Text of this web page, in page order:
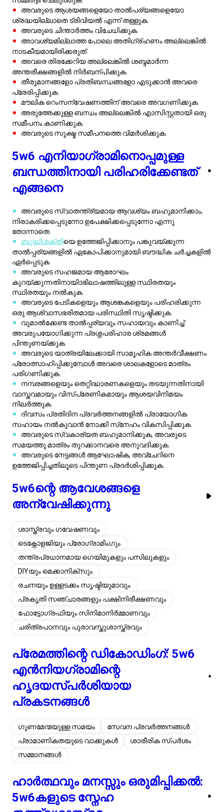
തീരുമാനങ്ങളോ പ്രതിബന്ധങ്ങളോ എടുക്കാൻ അവരെ
പ്രേരിപ്പിക്കുക.
മൗലിക റെംസന്വേഷണത്തിന് അവരെ അവഗണിക്കുക.
അരുത്തേക്കുള്ള ബന്ധം അല്ലെങ്കിൽ.എാസിസ്റ്റതായി ഒരു
സമീപനം കാണിക്കുക.
അവരുടെ സൂക്ഷ്മ സമീപനത്തെ വിമർശിക്കുക.
5w6 എനിയാഗ്രാമിനൊപ്പമുള്ള
ബന്ധത്തിനായി പരിഹരിക്കേണ്ടത്
എങ്ങനെ
അവരുടെ സ്വാതന്ത്ര്യമായ ആവശ്യം ബഹുമാനിക്കാം,
നിരാകരിക്കപ്പെടുന്നോ ഉപേക്ഷിക്കപ്പെടുന്നോ എന്നു
തോന്നാതെ.
ബുദ്ധിശക്തിയെ ഉത്തേജിപ്പിക്കാനും പങ്കുവയ്‌ക്കുന്ന
താൽപ്പര്യങ്ങളിൽ ഏകോപിക്കാനുമായി ബൗദ്ധിക ചർച്ചകളിൽ
ഏർപ്പെടുക.
കുറയ്ക്കുന്നതിനായിാഭിലാഷത്തിലുള്ള സ്ഥിരതയും
അവരുടെ പേടികളെയും ആശങ്കകളെയും പരിഹരിക്കുന്ന
ഒരു ആശ്വാസഭരിതമായ പരിസ്ഥിതി സൃഷ്ടിക്കുക.
വുമാൽക്കേണ്ട താൽപ്പര്യവും സഹായവും കാണിച്ച്
അവരുപയോഗിക്കുന്ന പ്രശ്നപരിഹാര ശ്രമങ്ങൾ
പിന്തുണയ്ക്കുക.
അവരുടെ യാത്രയിലേക്കായി സാമൂഹിക അന്തർവീക്ഷണം
പ്രോത്സാഹിപ്പിക്കുമ്പോൾ അവരെ ശാലകളോടെ മാത്രം
പരിഗണിക്കുക.
നമ്പരങ്ങളെയും തെറ്റിദ്ധാരണകളെയും തടയുന്നതിനായി
വാസ്തവമായും വിസ്പ്രേണികമായും ആശയവിനിമയം
നിലർത്തുക.
ദിവസം പ്രതിദിന പ്രവർത്തനങ്ങളിൽ പ്രായോഗിക
സഹായം നൽകുവാൻ നോക്കി സ്‌നേഹം വികസിപ്പിക്കുക.
അവരുടെ സ്വകാര്യത ബഹുമാനിക്കുക, അവരുടെ
സമയത്തു മാത്രം തുറക്കാനവരെ അനുവദിക്കുക.
അവരുടെ നേട്ടങ്ങൾ ആഘോഷിക, അവ്ചേറിനെ
ഉത്തേജിപ്പിച്ചതിലൂടെ പിന്തുണ പ്രദർശിപ്പിക്കുക.
5w6ന്റെ ആവേശങ്ങളെ
അന്വേഷിക്കുന്നു
ശാസ്ത്രവും ഗവേഷണവും
ടെക്നോളജിയും പ്രോഗ്രാമിംഗും
തന്ത്രപ്രധാനമായ ഗെയിമുകളും പസിലുകളും
DIYയും മെക്കാനിക്സും
പ്രകൃതി സഞ്ചാരങ്ങളും പക്ഷിനിരീക്ഷണവും
ഫോട്ടോഗ്രഫിയും സിനിമാനിർമ്മാണവും
പ്രേമത്തിന്റെ ഡികോഡിംഗ്: 5w6
എൻനിയഗ്രാമിന്റെ
ഹൃദയസ്പർശിയായ
പ്രകടനങ്ങൾ
ഗുണമേന്മയുള്ള സമയം
സേവന പ്രവർത്തനങ്ങൾ
പ്രാമാണികതയുടെ വാക്കുകൾ
ശാരീരിക സ്പർശം
സമ്മാനങ്ങൾ
ഹാർത്ഥവും മനസ്സും ഒരുമിപ്പിക്കൽ:
5w6കളുടെ സ്നേഹ
തത്ത്വശാസ്ത്രമം
എനഗ്രാം 5w6들의 സ്നേഹ തത്ത്വ
ബൗദ്ധിക ബന്ധത്തിന്റെ ആഗ്രഹത്തിൻറെയും മാനസിക
വ്യക്തികൾ ആശയങ്ങൾ പങ്കുവയ്ക്കാനും ചർച്ച ചെയ്‌താനും
ആഗ്രഹിച്ചു ബൗദ്ധികമണ്ഡലത്തിലെ പരസ്പര ബഹുമാനം
നിറഞ്ഞ ബന്ധങ്ങളിൽ വളരുന്നു. 5w6들의 വിശകലന
സ്വഭാവം അവരുടെ ബന്ധങ്ങളെ ആലോചിച്ച് നന്നായി
സമീപിക്കുന്നതെന്നും വാഗ്ദാനം ചെയ്യുന്ന സുരക്ഷിതത്വവും
ദീർഘകാല നിലനിൽപ്പും വിലയിരുത്തുന്നതുമാണ്. ഈ
ബൗദ്ധികബന്ധം അവരു് വിശ്വാസേശത്തിന്റേയും
ദക്ഷിണതയുടേയും അടിസ്ഥാനമാണ്, അവരു് മാനസിക